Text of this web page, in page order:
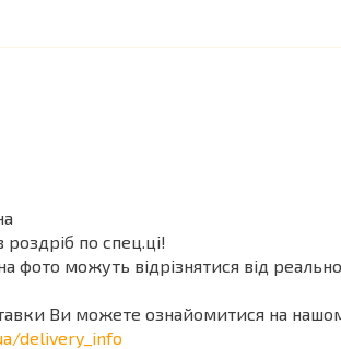
по спец.ці!
фото можуть відрізнятися від
Ви можете ознайомитися на
delivery_info